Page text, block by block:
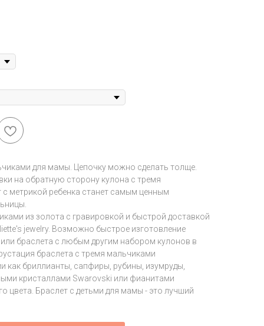
для мамы. Цепочку можно сделать толще.
на обратную сторону кулона с тремя
метрикой ребенка станет самым ценным
из золота с гравировкой и быстрой доставкой
jewelry. Возможно быстрое изготовление
браслета с любым другим набором кулонов в
браслета с тремя мальчиками
как бриллианты, сапфиры, рубины, изумруды,
кристаллами Swarovski или фианитами
цвета. Браслет с детьми для мамы - это лучший